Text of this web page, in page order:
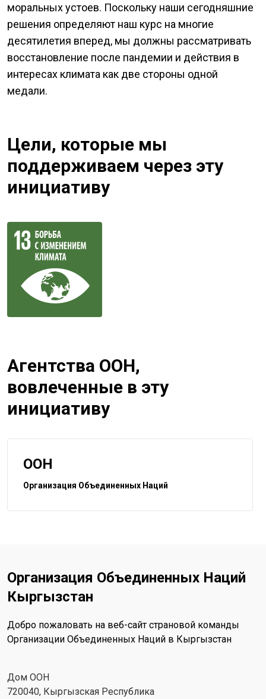
моральных устоев. Поскольку наши сегодняшние
решения определяют наш курс на многие
десятилетия вперед, мы должны рассматривать
восстановление после пандемии и действия в
интересах климата как две стороны одной
медали.
Цели, которые мы
поддерживаем через эту
инициативу
Агентства ООН,
вовлеченные в эту
инициативу
ООН
Организация Объединенных Наций
Организация Объединенных Наций
Кыргызстан
Добро пожаловать на веб-сайт страновой команды
Организации Объединенных Наций в Кыргызстан
Дом ООН
720040, Кыргызская Республика